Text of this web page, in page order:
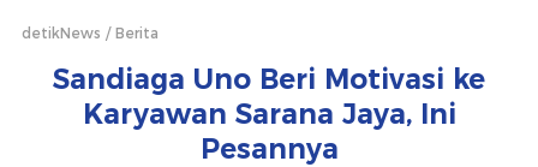
detikNews Berita
Sandiaga Uno Beri Motivasi ke
Karyawan Sarana Jaya, Ini
Pesannya